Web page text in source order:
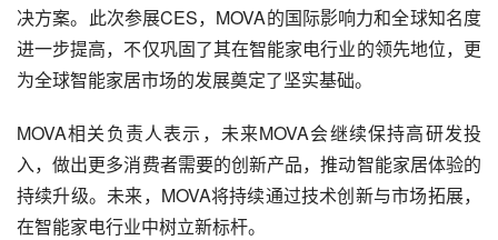
决方案。此次参展CES，MOVA的国际影响力和全球知名度
进一步提高，不仅巩固了其在智能家电行业的领先地位，更
为全球智能家居市场的发展奠定了坚实基础。
MOVA相关负责人表示，未来MOVA会继续保持高研发投
入，做出更多消费者需要的创新产品，推动智能家居体验的
持续升级。未来，MOVA将持续通过技术创新与市场拓展，
在智能家电行业中树立新标杆。